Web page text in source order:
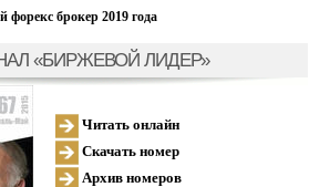
брокер 2019 года
«БИРЖЕВОЙ ЛИДЕР»
Читать онлайн
Скачать номер
Архив номеров